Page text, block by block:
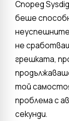
Според
беше
не
грешката,
той
проблема с
секунди.